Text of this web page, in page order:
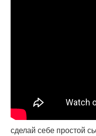
сделай себе простой